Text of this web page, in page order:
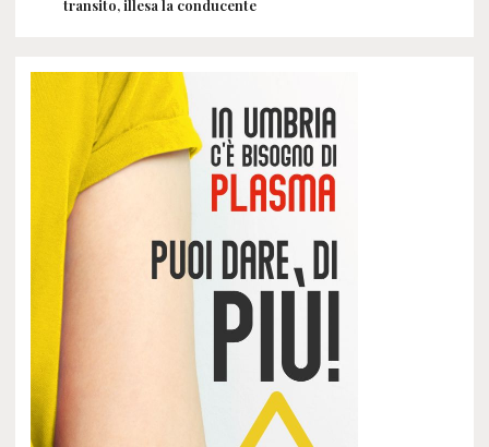
transito, illesa la conducente